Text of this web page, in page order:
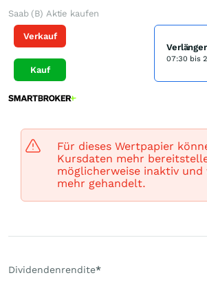
Saab (B) Aktie kaufen
Verkauf
Kauf
07:30 bis
Für dieses Wertpapier
Kursdaten mehr
möglicherweise inaktiv
mehr gehandelt.
Dividendenrendite*